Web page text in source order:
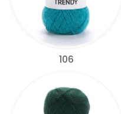
106